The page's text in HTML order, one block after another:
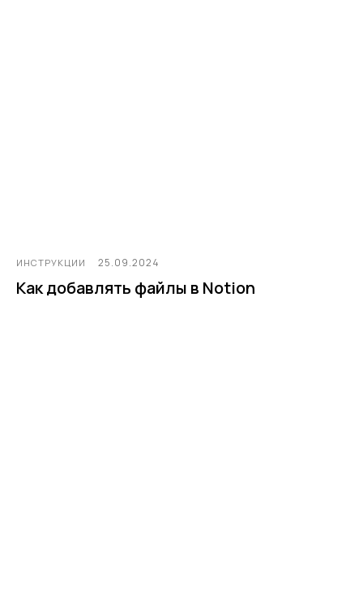
ИНСТРУКЦИИ 25.09.2024
Как добавлять файлы в Notion